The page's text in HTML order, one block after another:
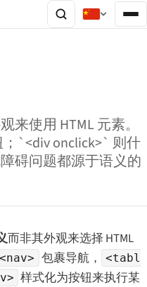
使用 HTML 元素。
`<div onclick>` 则什
碍问题都源于语义的
而非其外观来选择 HTML
<nav> 包裹导航，
<tabl
样式化为按钮来执行某